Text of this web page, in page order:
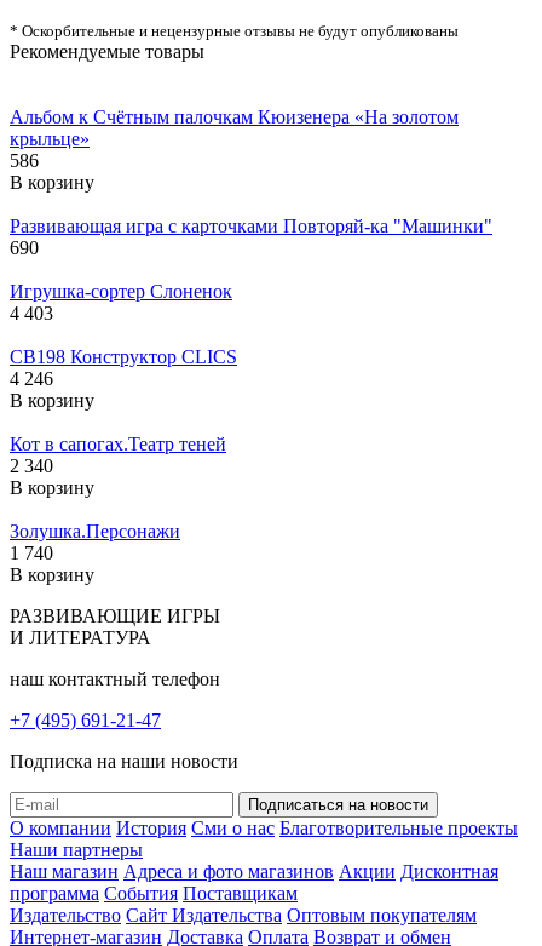
* Оскорбительные и нецензурные отзывы не будут опубликованы
Рекомендуемые товары
Альбом к Счётным палочкам Кюизенера «На золотом
крыльце»
586
В корзину
Развивающая игра с карточками Повторяй-ка "Машинки"
690
Игрушка-сортер Слоненок
4 403
CB198 Конструктор CLICS
4 246
В корзину
Кот в сапогах.Театр теней
2 340
В корзину
Золушка.Персонажи
1 740
В корзину
РАЗВИВАЮЩИЕ ИГРЫ
И ЛИТЕРАТУРА
наш контактный телефон
+7 (495) 691-21-47
Подписка на наши новости
О компании История Сми о нас Благотворительные проекты
Наши партнеры
Наш магазин Адреса и фото магазинов Акции Дисконтная
программа События Поставщикам
Издательство Сайт Издательства Оптовым покупателям
Интернет-магазин Доставка Оплата Возврат и обмен